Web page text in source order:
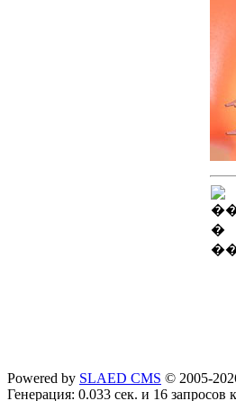
Powered by SLAED CMS © 2005-
Генерация: 0.033 сек. и 16 запросов